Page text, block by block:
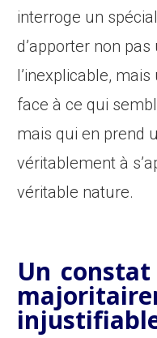
interroge un
d’apporter non
l’inexplicable,
face à ce qui
mais qui en prend
véritablement à
véritable nature.
Un